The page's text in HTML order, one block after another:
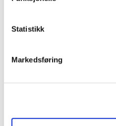
Statistikk
Markedsføring